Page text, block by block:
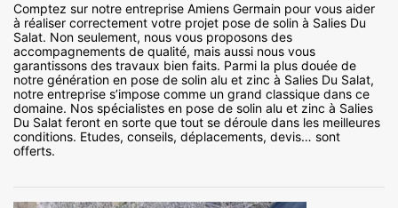
Comptez sur notre entreprise Amiens Germain pour vous aider
à réaliser correctement votre projet pose de solin à Salies Du
Salat. Non seulement, nous vous proposons des
accompagnements de qualité, mais aussi nous vous
garantissons des travaux bien faits. Parmi la plus douée de
notre génération en pose de solin alu et zinc à Salies Du Salat,
notre entreprise s’impose comme un grand classique dans ce
domaine. Nos spécialistes en pose de solin alu et zinc à Salies
Du Salat feront en sorte que tout se déroule dans les meilleures
conditions. Etudes, conseils, déplacements, devis… sont
offerts.